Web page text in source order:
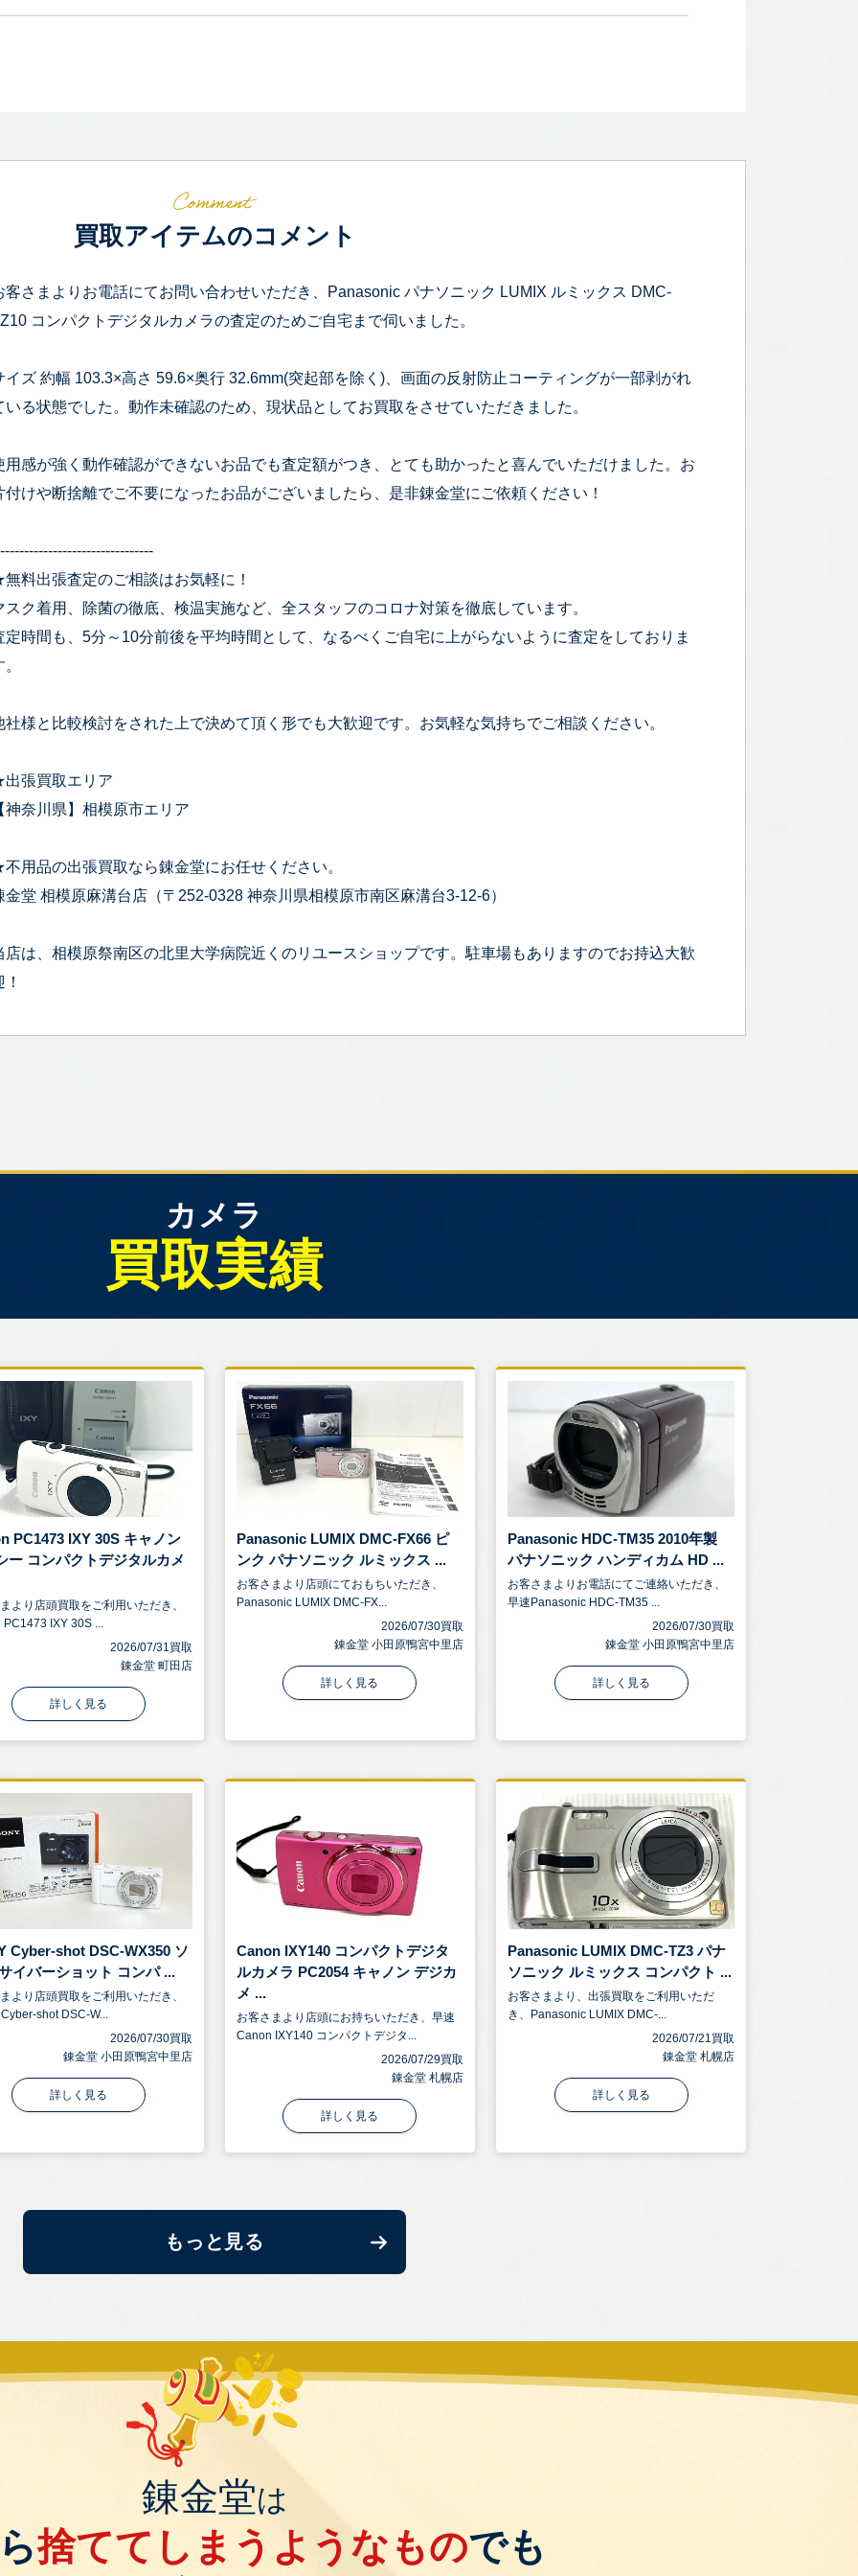
買取アイテムのコメント
客さまよりお電話にてお問い合わせいただき、Panasonic パナソニック LUMIX ルミックス DMC-
コンパクトデジタルカメラの査定のためご自宅まで伺いました。
イズ 約幅 103.3×高さ 59.6×奥行 32.6mm(突起部を除く)、画面の反射防止コーティングが一部剥がれ
いる状態でした。動作未確認のため、現状品としてお買取をさせていただきました。
用感が強く動作確認ができないお品でも査定額がつき、とても助かったと喜んでいただけました。お
付けや断捨離でご不要になったお品がございましたら、是非錬金堂にご依頼ください！
料出張査定のご相談はお気軽に！
スク着用、除菌の徹底、検温実施など、全スタッフのコロナ対策を徹底しています。
定時間も、5分～10分前後を平均時間として、なるべくご自宅に上がらないように査定をしておりま
社様と比較検討をされた上で決めて頂く形でも大歓迎です。お気軽な気持ちでご相談ください。
張買取エリア
神奈川県】相模原市エリア
用品の出張買取なら錬金堂にお任せください。
金堂 相模原麻溝台店（〒252-0328 神奈川県相模原市南区麻溝台3-12-6）
店は、相模原祭南区の北里大学病院近くのリユースショップです。駐車場もありますのでお持込大歓
カメラ
買取実績
PC1473 IXY 30S キャノン
ー コンパクトデジタルカメ
より店頭買取をご利用いただき、
PC1473 IXY 30S ...
2026/07/31買取
錬金堂 町田店
詳しく見る
Panasonic LUMIX DMC-FX66 ピ
ンク パナソニック ルミックス ...
お客さまより店頭にておもちいただき、
Panasonic LUMIX DMC-FX...
2026/07/30買取
錬金堂 小田原鴨宮中里店
詳しく見る
Panasonic HDC-TM35 2010年製
パナソニック ハンディカム HD ...
お客さまよりお電話にてご連絡いただき、
早速Panasonic HDC-TM35 ...
2026/07/30買取
錬金堂 小田原鴨宮中里店
詳しく見る
Cyber-shot DSC-WX350 ソ
イバーショット コンパ ...
より店頭買取をご利用いただき、
shot DSC-W...
2026/07/30買取
錬金堂 小田原鴨宮中里店
詳しく見る
Canon IXY140 コンパクトデジタ
ルカメラ PC2054 キャノン デジカ
メ ...
お客さまより店頭にお持ちいただき、早速
Canon IXY140 コンパクトデジタ...
2026/07/29買取
錬金堂 札幌店
詳しく見る
Panasonic LUMIX DMC-TZ3 パナ
ソニック ルミックス コンパクト ...
お客さまより、出張買取をご利用いただ
き、Panasonic LUMIX DMC-...
2026/07/21買取
錬金堂 札幌店
詳しく見る
もっと見る
錬金堂は
捨ててしまうようなものでも